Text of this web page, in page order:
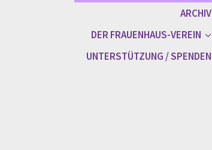
ARCHIV
DER FRAUENHAUS-VEREIN
UNTERSTÜTZUNG / SPENDEN